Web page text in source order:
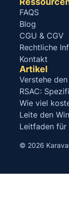
FAQS
Blog
CGU & CGV
Rechtliche
Kontakt
Artikel
Verstehe
RSAC:
Wie viel
Leite den
Leitfaden
© 2026